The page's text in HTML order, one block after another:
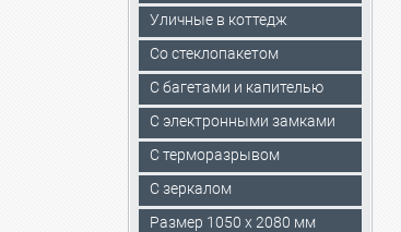
Уличные в коттедж
Со стеклопакетом
С багетами и капителью
C электронными замками
С терморазрывом
С зеркалом
Размер 1050 х 2080 мм